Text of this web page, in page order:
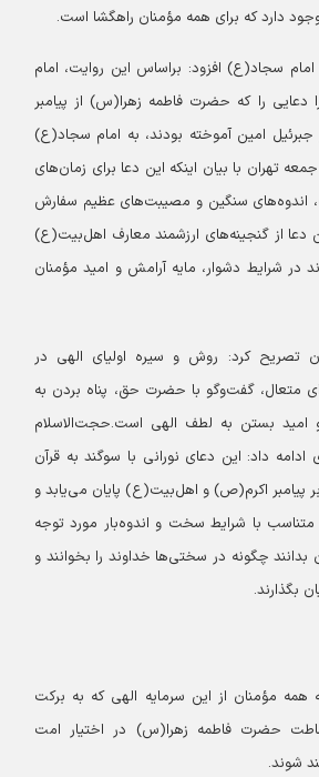
دارد که برای همه مؤمنان راهگشا است.
امام سجاد(ع) افزود: براساس این روایت، امام
را که حضرت فاطمه زهرا(س) از پیامبر
امین آموخته بودند، به امام سجاد(ع)
تهران با بیان اینکه این دعا برای زمان‌های
اندوه‌های سنگین و مصیبت‌های عظیم سفارش
از گنجینه‌های ارزشمند معارف اهل‌بیت(ع)
در شرایط دشوار، مایه آرامش و امید مؤمنان
کرد: روش و سیره اولیای الهی در
متعال، گفت‌وگو با حضرت حق، پناه بردن به
امید بستن به لطف الهی است.حجت‌الاسلام
داد: این دعای نورانی با سوگند به قرآن
پیامبر اکرم(ص) و اهل‌بیت(ع) پایان می‌یابد و
با شرایط سخت و اندوه‌بار مورد توجه
بدانند چگونه در سختی‌ها خداوند را بخوانند و
بگذارند.
همه مؤمنان از این سرمایه الهی که به برکت
حضرت فاطمه زهرا(س) در اختیار امت
شوند.